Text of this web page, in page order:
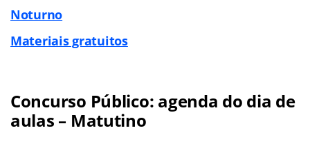
Noturno
Materiais gratuitos
Concurso Público: agenda do dia de
aulas – Matutino